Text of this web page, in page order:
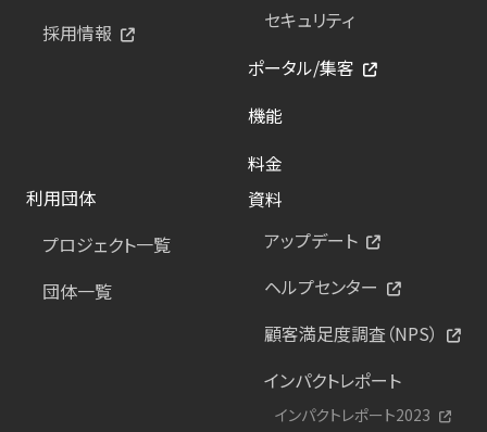
採用情報
セキュリティ
ポータル/集客
機能
料金
利用団体
プロジェクト一覧
団体一覧
資料
アップデート
ヘルプセンター
顧客満足度調査（NPS）
インパクトレポート
インパクトレポート2023